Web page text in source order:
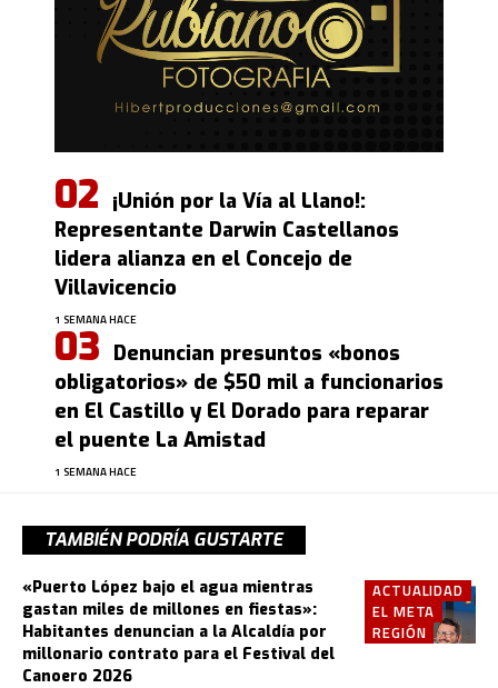
¡Unión por la Vía al Llano!:
Representante Darwin Castellanos
lidera alianza en el Concejo de
Villavicencio
1 SEMANA HACE
Denuncian presuntos «bonos
obligatorios» de $50 mil a funcionarios
en El Castillo y El Dorado para reparar
el puente La Amistad
1 SEMANA HACE
TAMBIÉN PODRÍA GUSTARTE
ACTUALIDAD
EL META
REGIÓN
«Puerto López bajo el agua mientras
gastan miles de millones en fiestas»:
Habitantes denuncian a la Alcaldía por
millonario contrato para el Festival del
Canoero 2026